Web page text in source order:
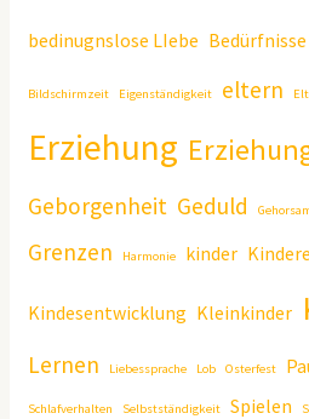
bedinugnslose LIebe Bedürfnisse
Bildschirmzeit Eigenständigkeit eltern
Erziehung
Geborgenheit Geduld
Grenzen Harmonie kinder
Kindesentwicklung Kleinkinder
Lernen Liebessprache Lob Osterfest
Schlafverhalten Selbstständigkeit Spielen